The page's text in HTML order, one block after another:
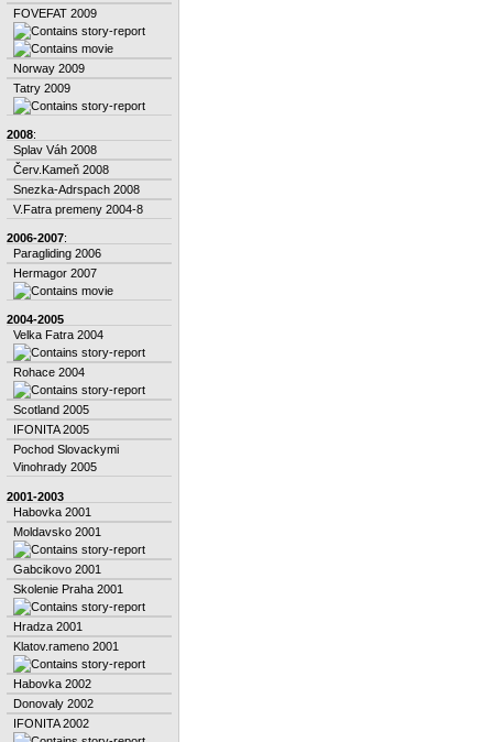
FOVEFAT 2009
Norway 2009
Tatry 2009
2008:
Splav Váh 2008
Červ.Kameň 2008
Snezka-Adrspach 2008
V.Fatra premeny 2004-8
2006-2007:
Paragliding 2006
Hermagor 2007
2004-2005
Velka Fatra 2004
Rohace 2004
Scotland 2005
IFONITA 2005
Pochod Slovackymi
Vinohrady 2005
2001-2003
Habovka 2001
Moldavsko 2001
Gabcikovo 2001
Skolenie Praha 2001
Hradza 2001
Klatov.rameno 2001
Habovka 2002
Donovaly 2002
IFONITA 2002